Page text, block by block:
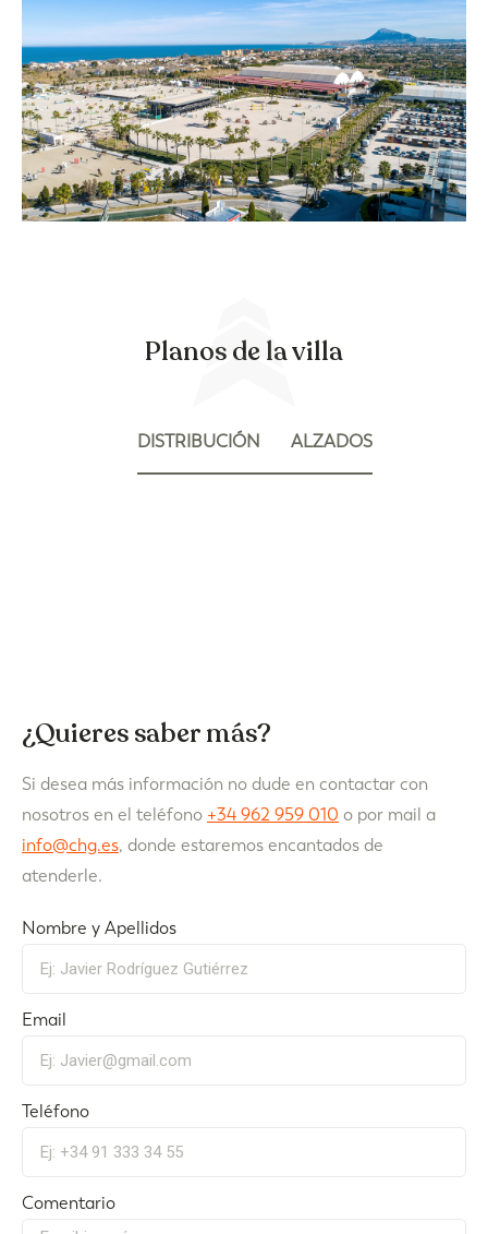
Planos de la villa
DISTRIBUCIÓN ALZADOS
¿Quieres saber más?
Si desea más información no dude en contactar con
nosotros en el teléfono +34 962 959 010 o por mail a
info@chg.es, donde estaremos encantados de
atenderle.
Nombre y Apellidos
Email
Teléfono
Comentario